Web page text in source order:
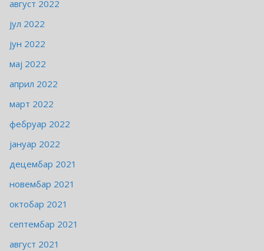
август 2022
јул 2022
јун 2022
мај 2022
април 2022
март 2022
фебруар 2022
јануар 2022
децембар 2021
новембар 2021
октобар 2021
септембар 2021
август 2021